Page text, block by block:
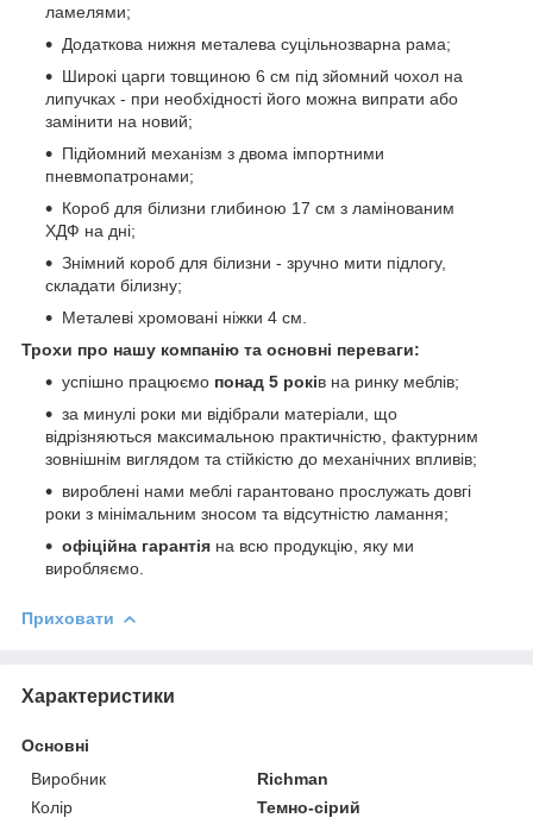
ламелями;
Додаткова нижня металева суцільнозварна рама;
Широкі царги товщиною 6 см під зйомний чохол на
липучках - при необхідності його можна випрати або
замінити на новий;
Підйомний механізм з двома імпортними
пневмопатронами;
Короб для білизни глибиною 17 см з ламінованим
ХДФ на дні;
Знімний короб для білизни - зручно мити підлогу,
складати білизну;
Металеві хромовані ніжки 4 см.
Трохи про нашу компанію та основні переваги:
успішно працюємо понад 5 років на ринку меблів;
за минулі роки ми відібрали матеріали, що
відрізняються максимальною практичністю, фактурним
зовнішнім виглядом та стійкістю до механічних впливів;
вироблені нами меблі гарантовано прослужать довгі
роки з мінімальним зносом та відсутністю ламання;
офіційна гарантія на всю продукцію, яку ми
виробляємо.
Приховати
Характеристики
Основні
Виробник
Richman
Колір
Темно-сірий